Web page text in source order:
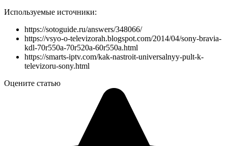
Используемые источники:
https://sotoguide.ru/answers/348066/
https://vsyo-o-televizorah.blogspot.com/2014/04/sony-bravia-
kdl-70r550a-70r520a-60r550a.html
https://smarts-iptv.com/kak-nastroit-universalnyy-pult-k-
televizoru-sony.html
Оцените статью